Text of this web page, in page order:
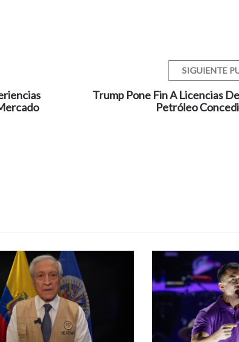
SIGUIENTE
Trump Pone Fin A Licencias
Petróleo